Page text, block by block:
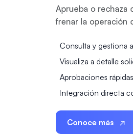
Aprueba o rechaza
frenar la operación
Consulta y gestiona
Visualiza a detalle
Aprobaciones
Integración directa
Conoce más